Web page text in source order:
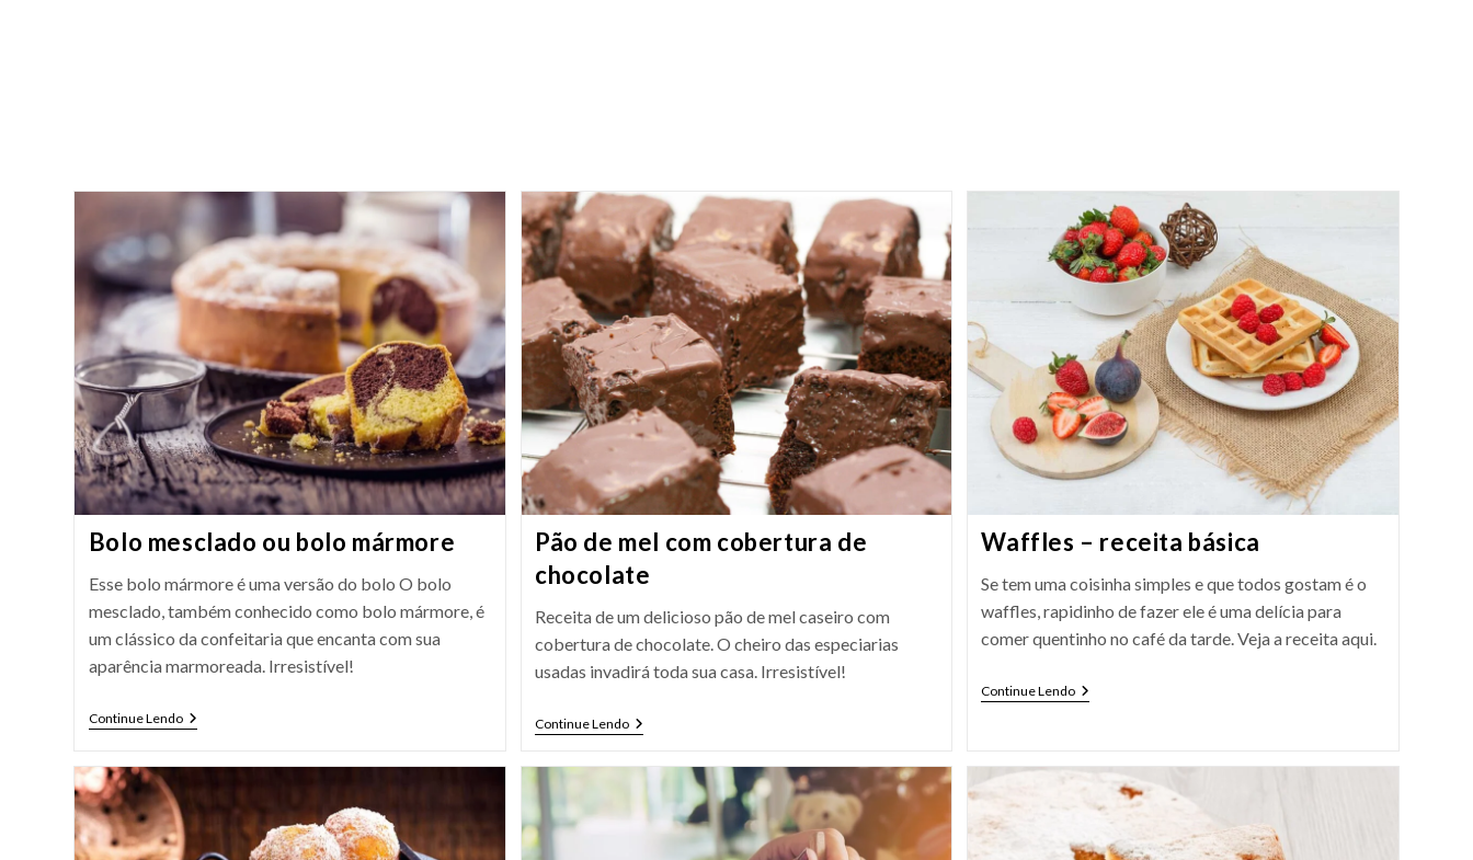
Bolo mesclado ou bolo mármore
Esse bolo mármore é uma versão do bolo O bolo
mesclado, também conhecido como bolo mármore, é
um clássico da confeitaria que encanta com sua
aparência marmoreada. Irresistível!
Continue LendoBolo
Mesclado
Bolo
Mármore
Pão de mel com cobertura de
chocolate
Receita de um delicioso pão de mel caseiro com
cobertura de chocolate. O cheiro das especiarias
usadas invadirá toda sua casa. Irresistível!
Continue LendoPão
De
Cobertura
De
Chocolate
Waffles – receita básica
Se tem uma coisinha simples e que todos gostam é o
waffles, rapidinho de fazer ele é uma delícia para
comer quentinho no café da tarde. Veja a receita aqui.
Continue LendoWaffles
–